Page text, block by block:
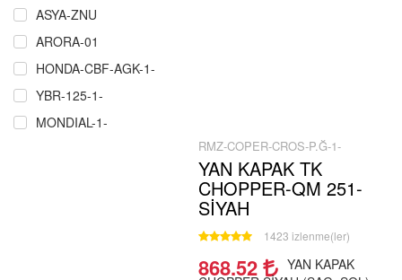
ASYA-ZNU
ARORA-01
HONDA-CBF-AGK-1-
YBR-125-1-
MONDIAL-1-
ÇELIK-CRW-MARTIAN-MAXI-1-
RMZ-COPER-CROS-P.Ğ-1-
YAN KAPAK TK
CHOPPER-QM 251-
SİYAH
1423 izlenme(ler)
868.52
YAN KAPAK